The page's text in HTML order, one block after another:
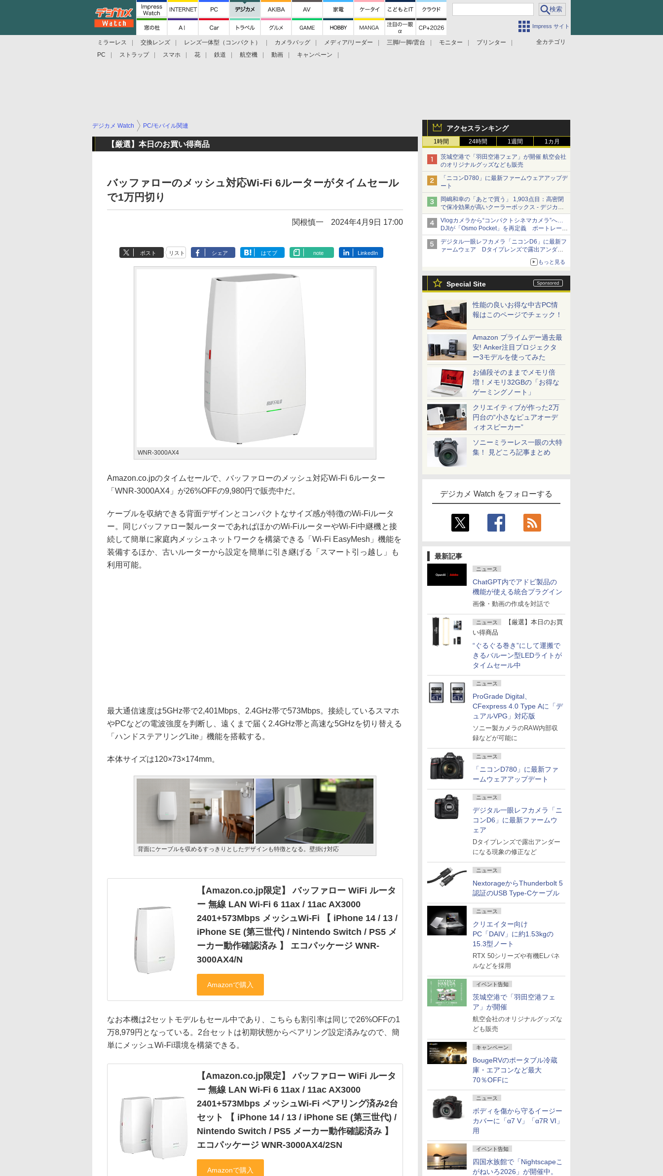
Impress サイト
全カテゴリ
ミラーレス 交換レンズ レンズ一体型（コンパクト） カメラバッグ メディア/リーダー 三脚/一脚/雲台 モニター
プリンター
PC
ストラップ スマホ 花 鉄道 航空機 動画 キャンペーン
アクセスランキング
1時間 24時間 1週間 1カ月
茨城空港で「羽田空港フェア」が開催 航空会社
のオリジナルグッズなども販売
「ニコンD780」に最新ファームウェアアップデ
ート
岡嶋和幸の「あとで買う」 1,903点目：高密閉
で保冷効果が高いクーラーボックス - デジカメ
Watch
Vlogカメラから“コンパクトシネマカメラ”へ…
DJIが「Osmo Pocket」を再定義 ポートレート
重視の映像設計に
デジタル一眼レフカメラ「ニコンD6」に最新フ
ァームウェア Dタイプレンズで露出アンダー
もっと見る
Special Site
性能の良いお得な中古PC情
報はこのページでチェック！
Amazon プライムデー過去最
安! Anker注目プロジェクタ
ー3モデルを使ってみた
お値段そのままでメモリ倍
増！メモリ32GBの「お得な
ゲーミングノート」
クリエイティブが作った2万
円台の“小さなピュアオーデ
ィオスピーカー”
ソニーミラーレス一眼の大特
集！ 見どころ記事まとめ
デジカメ Watch をフォローする
最新記事
ニュース
ChatGPT内でアドビ製品の
機能が使える統合プラグイン
画像・動画の作成を対話で
ニュース
【厳選】本日のお買
い得商品
“ぐるぐる巻き”にして運搬で
きるバルーン型LEDライトが
タイムセール中
ニュース
ProGrade Digital、
CFexpress 4.0 Type Aに「デ
ュアルVPG」対応版
ソニー製カメラのRAW内部収
録などが可能に
ニュース
「ニコンD780」に最新ファ
ームウェアアップデート
ニュース
デジタル一眼レフカメラ「ニ
コンD6」に最新ファームウ
ェア
Dタイプレンズで露出アンダー
になる現象の修正など
ニュース
NextorageからThunderbolt 5
認証のUSB Type-Cケーブル
ニュース
クリエイター向け
PC「DAIV」に約1.53kgの
15.3型ノート
RTX 50シリーズや有機ELパネ
ルなどを採用
イベント告知
茨城空港で「羽田空港フェ
ア」が開催
航空会社のオリジナルグッズな
ども販売
キャンペーン
BougeRVのポータブル冷蔵
庫・エアコンなど最大
70％OFFに
ニュース
ボディを傷から守るイージー
カバーに「α7 V」「α7R VI」
用
イベント告知
四国水族館で「Nightscapeこ
がねいろ2026」が開催中。
デジカメ Watch PC/モバイル関連
【厳選】本日のお買い得商品
バッファローのメッシュ対応Wi-Fi 6ルーターがタイムセール
で1万円切り
関根慎一 2024年4月9日 17:00
ポスト リスト シェア はてブ note LinkedIn
WNR-3000AX4
Amazon.co.jpのタイムセールで、バッファローのメッシュ対応Wi-Fi 6ルーター
「WNR-3000AX4」が26%OFFの9,980円で販売中だ。
ケーブルを収納できる背面デザインとコンパクトなサイズ感が特徴のWi-Fiルータ
ー。同じバッファロー製ルーターであればほかのWi-FiルーターやWi-Fi中継機と接
続して簡単に家庭内メッシュネットワークを構築できる「Wi-Fi EasyMesh」機能を
装備するほか、古いルーターから設定を簡単に引き継げる「スマート引っ越し」も
利用可能。
最大通信速度は5GHz帯で2,401Mbps、2.4GHz帯で573Mbps。接続しているスマホ
やPCなどの電波強度を判断し、遠くまで届く2.4GHz帯と高速な5GHzを切り替える
「ハンドステアリングLite」機能を搭載する。
本体サイズは120×73×174mm。
背面にケーブルを収めるすっきりとしたデザインも特徴となる。壁掛け対応
【Amazon.co.jp限定】 バッファロー WiFi ルータ
ー 無線 LAN Wi-Fi 6 11ax / 11ac AX3000
2401+573Mbps メッシュWi-Fi 【 iPhone 14 / 13 /
iPhone SE (第三世代) / Nintendo Switch / PS5 メ
ーカー動作確認済み 】 エコパッケージ WNR-
3000AX4/N
なお本機は2セットモデルもセール中であり、こちらも割引率は同じで26%OFFの1
万8,979円となっている。2台セットは初期状態からペアリング設定済みなので、簡
単にメッシュWi-Fi環境を構築できる。
【Amazon.co.jp限定】 バッファロー WiFi ルータ
ー 無線 LAN Wi-Fi 6 11ax / 11ac AX3000
2401+573Mbps メッシュWi-Fi ペアリング済み2台
セット 【 iPhone 14 / 13 / iPhone SE (第三世代) /
Nintendo Switch / PS5 メーカー動作確認済み 】
エコパッケージ WNR-3000AX4/2SN